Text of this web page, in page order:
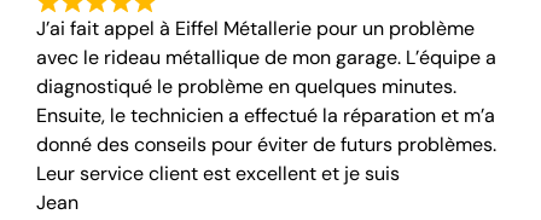
J’ai fait appel à Eiffel Métallerie pour un problème
avec le rideau métallique de mon garage. L’équipe a
diagnostiqué le problème en quelques minutes.
Ensuite, le technicien a effectué la réparation et m’a
donné des conseils pour éviter de futurs problèmes.
Leur service client est excellent et je suis
Jean